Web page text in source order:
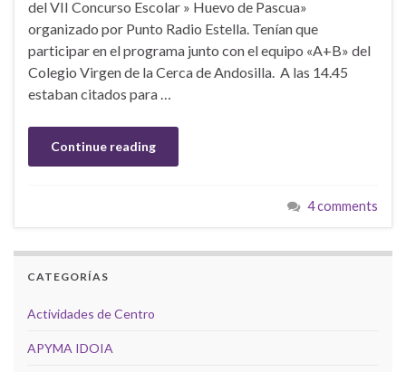
del VII Concurso Escolar » Huevo de Pascua»
organizado por Punto Radio Estella. Tenían que
participar en el programa junto con el equipo «A+B» del
Colegio Virgen de la Cerca de Andosilla. A las 14.45
estaban citados para …
Continue reading
4 comments
CATEGORÍAS
Actividades de Centro
APYMA IDOIA